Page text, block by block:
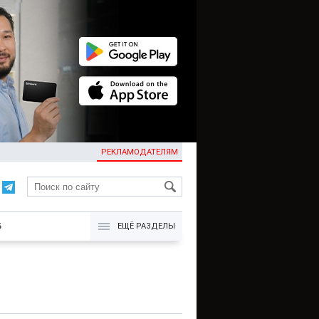
РЕКЛАМОДАТЕЛЯМ
KG
ЕЩЁ РАЗДЕЛЫ